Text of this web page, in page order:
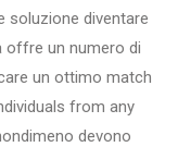
soluzione diventare
offre un numero di
un ottimo match
from any
devono